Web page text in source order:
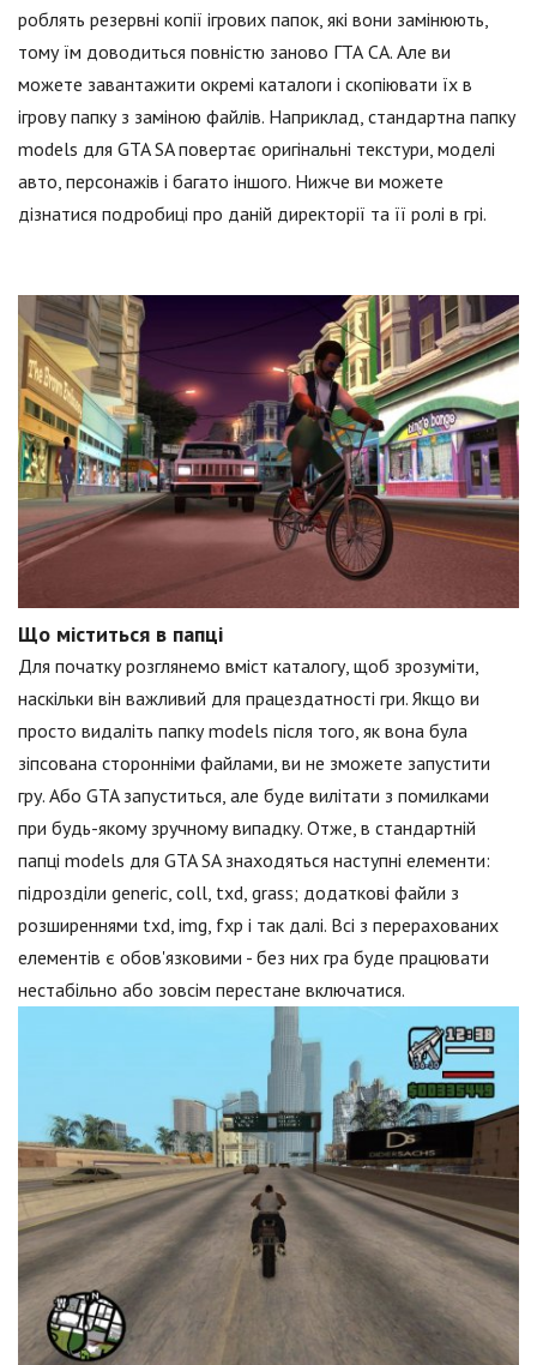
роблять резервні копії ігрових папок, які вони замінюють,
тому їм доводиться повністю заново ГТА СА. Але ви
можете завантажити окремі каталоги і скопіювати їх в
ігрову папку з заміною файлів. Наприклад, стандартна папку
models для GTA SA повертає оригінальні текстури, моделі
авто, персонажів і багато іншого. Нижче ви можете
дізнатися подробиці про даній директорії та її ролі в грі.
Що міститься в папці
Для початку розглянемо вміст каталогу, щоб зрозуміти,
наскільки він важливий для працездатності гри. Якщо ви
просто видаліть папку models після того, як вона була
зіпсована сторонніми файлами, ви не зможете запустити
гру. Або GTA запуститься, але буде вилітати з помилками
при будь-якому зручному випадку. Отже, в стандартній
папці models для GTA SA знаходяться наступні елементи:
підрозділи generic, coll, txd, grass; додаткові файли з
розширеннями txd, img, fxp і так далі. Всі з перерахованих
елементів є обов'язковими - без них гра буде працювати
нестабільно або зовсім перестане включатися.